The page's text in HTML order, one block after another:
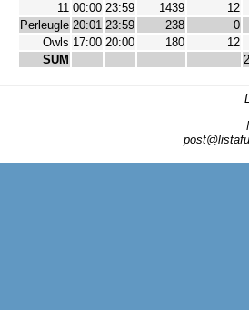
11 00:00 23:59 1439
12
Perleugle 20:01 23:59 238
0
Owls 17:00 20:00 180
12
SUM